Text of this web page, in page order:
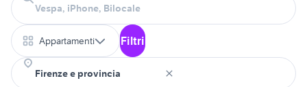
Appartamenti Filtri